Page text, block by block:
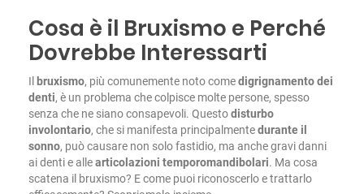
Cosa è il Bruxismo e Perché
Dovrebbe Interessarti
Il bruxismo, più comunemente noto comedigrignamento dei
denti, è un problema che colpisce molte persone, spesso
senza che ne siano consapevoli. Questodisturbo
involontario, che si manifesta principalmentedurante il
sonno, può causare non solo fastidio, ma anche gravi danni
ai denti e allearticolazioni temporomandibolari. Ma cosa
scatena il bruxismo? E come puoi riconoscerlo e trattarlo